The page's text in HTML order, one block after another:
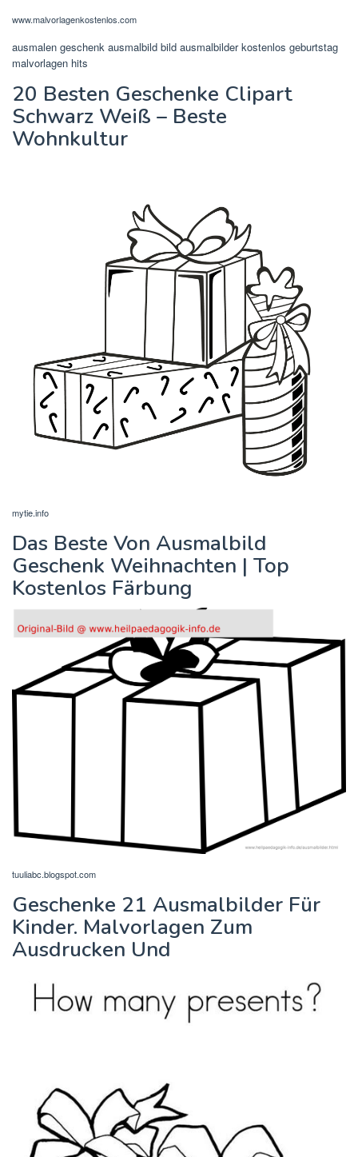
www.malvorlagenkostenlos.com
ausmalen geschenk ausmalbild bild ausmalbilder kostenlos geburtstag
malvorlagen hits
20 Besten Geschenke Clipart
Schwarz Weiß – Beste
Wohnkultur
mytie.info
Das Beste Von Ausmalbild
Geschenk Weihnachten | Top
Kostenlos Färbung
tuuliabc.blogspot.com
Geschenke 21 Ausmalbilder Für
Kinder. Malvorlagen Zum
Ausdrucken Und